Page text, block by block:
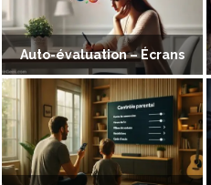
Auto-évaluation – Écrans